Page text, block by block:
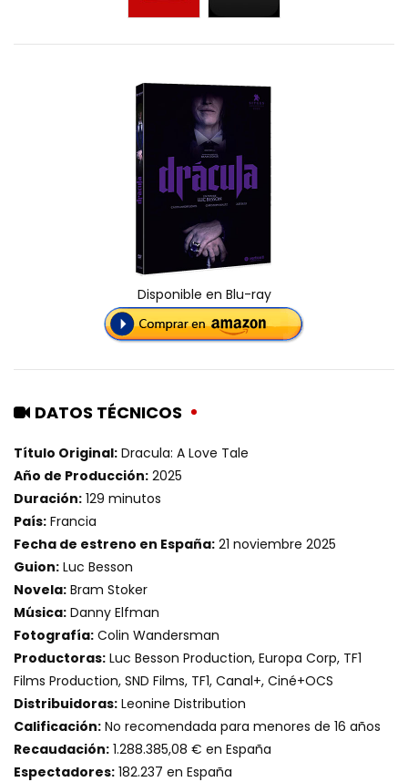
Disponible en Blu-ray
DATOS TÉCNICOS
Título Original: Dracula: A Love Tale
Año de Producción: 2025
Duración: 129 minutos
País: Francia
Fecha de estreno en España: 21 noviembre 2025
Guion: Luc Besson
Novela: Bram Stoker
Música: Danny Elfman
Fotografía: Colin Wandersman
Productoras: Luc Besson Production, Europa Corp, TF1
Films Production, SND Films, TF1, Canal+, Ciné+OCS
Distribuidoras: Leonine Distribution
Calificación: No recomendada para menores de 16 años
Recaudación: 1.288.385,08 € en España
Espectadores: 182.237 en España